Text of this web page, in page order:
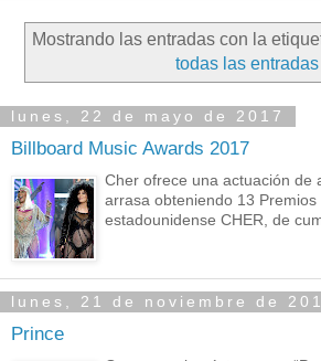
Mostrando las entradas con la
todas las entradas
lunes, 22 de mayo de 2017
Billboard Music Awards 2017
Cher ofrece una actuación de
arrasa obteniendo 13 Premios
estadounidense CHER, de
lunes, 21 de noviembre de
Prince